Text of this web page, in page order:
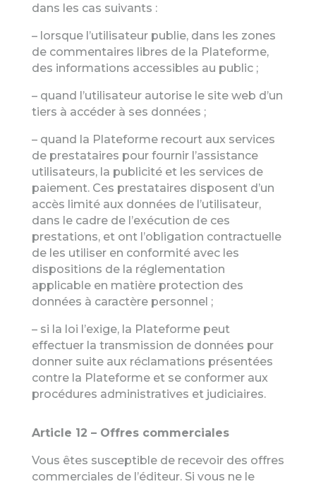
dans les cas suivants :
– lorsque l’utilisateur publie, dans les zones
de commentaires libres de la Plateforme,
des informations accessibles au public ;
– quand l’utilisateur autorise le site web d’un
tiers à accéder à ses données ;
– quand la Plateforme recourt aux services
de prestataires pour fournir l’assistance
utilisateurs, la publicité et les services de
paiement. Ces prestataires disposent d’un
accès limité aux données de l’utilisateur,
dans le cadre de l’exécution de ces
prestations, et ont l’obligation contractuelle
de les utiliser en conformité avec les
dispositions de la réglementation
applicable en matière protection des
données à caractère personnel ;
– si la loi l’exige, la Plateforme peut
effectuer la transmission de données pour
donner suite aux réclamations présentées
contre la Plateforme et se conformer aux
procédures administratives et judiciaires.
Article 12 – Offres commerciales
Vous êtes susceptible de recevoir des offres
commerciales de l’éditeur. Si vous ne le